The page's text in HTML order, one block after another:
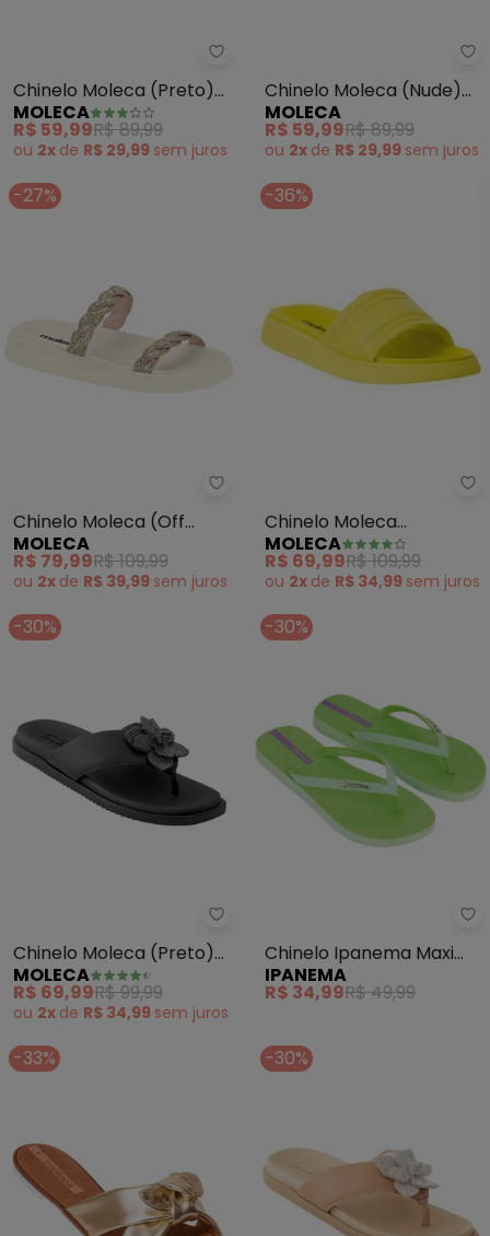
Moleca - Chinelo Moleca
Chinelo Moleca (Preto)
com Bordado
MOLECA
R$ 59,99R$ 89,99
ou 2x de R$ 29,99 sem juros
Chinelo Moleca (Nude)
em Sintético
MOLECA
R$ 59,99R$ 89,99
ou 2x de R$ 29,99 sem juros
-27%
Moleca - Chinelo Moleca (Off
Chinelo Moleca (Off
White) em Sintético
MOLECA
R$ 79,99R$ 109,99
ou 2x de R$ 39,99 sem juros
-36%
Chinelo Moleca
(Amarelo) em Sintético
MOLECA
R$ 69,99R$ 109,99
ou 2x de R$ 34,99 sem juros
-30%
Moleca - Chinelo Moleca
Chinelo Moleca (Preto)
em Sintético
MOLECA
R$ 69,99R$ 99,99
ou 2x de R$ 34,99 sem juros
-30%
Chinelo Ipanema Maxi
Glow (Verde)
IPANEMA
R$ 34,99R$ 49,99
-33% -30%